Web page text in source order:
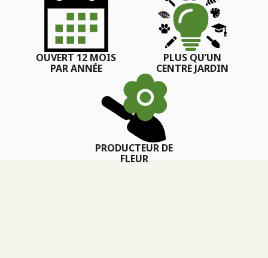
OUVERT 12 MOIS
PAR ANNÉE
PLUS QU’UN
CENTRE JARDIN
PRODUCTEUR DE
FLEUR